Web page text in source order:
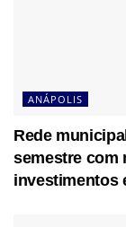
ANÁPOLIS
Rede
semestre com
investimentos